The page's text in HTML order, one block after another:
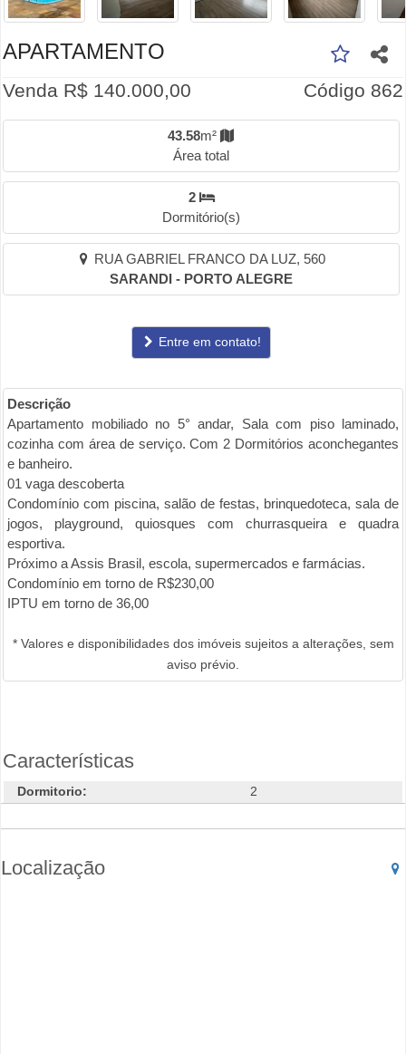
APARTAMENTO
Venda R$ 140.000,00 Código 862
43.58m²
Área total
2
Dormitório(s)
RUA GABRIEL FRANCO DA LUZ, 560
SARANDI - PORTO ALEGRE
Entre em contato!
Descrição
Apartamento mobiliado no 5° andar, Sala com piso laminado,
cozinha com área de serviço. Com 2 Dormitórios aconchegantes
e banheiro.
01 vaga descoberta
Condomínio com piscina, salão de festas, brinquedoteca, sala de
jogos, playground, quiosques com churrasqueira e quadra
esportiva.
Próximo a Assis Brasil, escola, supermercados e farmácias.
Condomínio em torno de R$230,00
IPTU em torno de 36,00
* Valores e disponibilidades dos imóveis sujeitos a alterações, sem
aviso prévio.
Características
Dormitorio: 2
Localização